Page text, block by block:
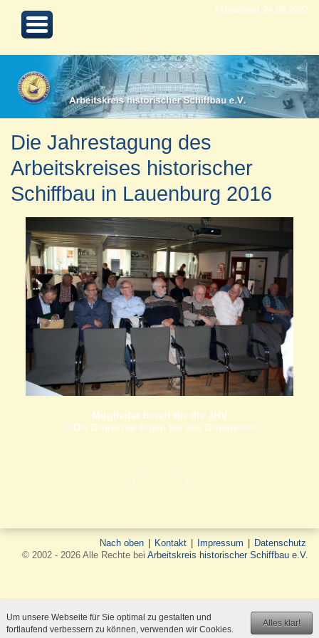
Aktualisiert 24.08.2022
Die Jahrestagung des
Arbeitskreises historischer
Schiffbau in Lauenburg 2016
Mitglieder bereit für die JHV
© Die Bildrechte liegen bei den Bildautoren
Nach oben Kontakt Impressum
Datenschutz
© 2002 - 2026 Alle Rechte bei Arbeitskreis historischer Schiffbau e.V.
Alles klar!
Um unsere Webseite für Sie optimal zu gestalten und
fortlaufend verbessern zu können, verwenden wir Cookies.